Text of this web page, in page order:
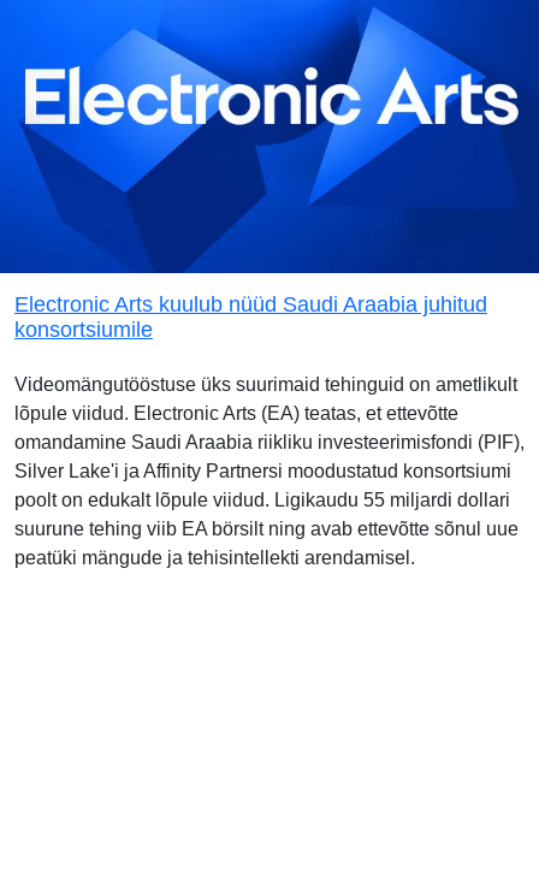
Electronic Arts kuulub nüüd Saudi Araabia juhitud
konsortsiumile
Videomängutööstuse üks suurimaid tehinguid on ametlikult
lõpule viidud. Electronic Arts (EA) teatas, et ettevõtte
omandamine Saudi Araabia riikliku investeerimisfondi (PIF),
Silver Lake'i ja Affinity Partnersi moodustatud konsortsiumi
poolt on edukalt lõpule viidud. Ligikaudu 55 miljardi dollari
suurune tehing viib EA börsilt ning avab ettevõtte sõnul uue
peatüki mängude ja tehisintellekti arendamisel.